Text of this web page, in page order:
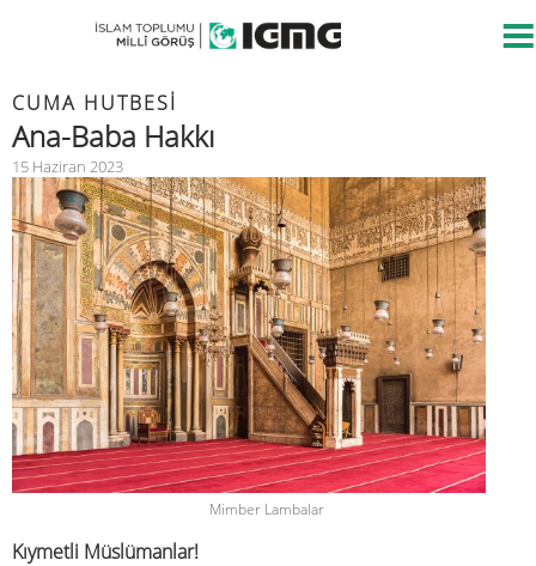
CUMA HUTBESİ
Ana-Baba Hakkı
15 Haziran 2023
Mimber Lambalar
Kıymetli Müslümanlar!